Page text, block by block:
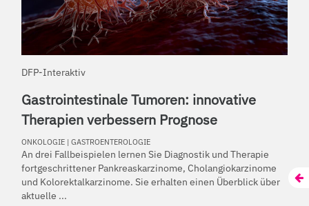
DFP-Interaktiv
Gastrointestinale Tumoren: innovative
Therapien verbessern Prognose
ONKOLOGIE | GASTROENTEROLOGIE
An drei Fallbeispielen lernen Sie Diagnostik und Therapie
fortgeschrittener Pankreaskarzinome, Cholangiokarzinome
und Kolorektalkarzinome. Sie erhalten einen Überblick über
aktuelle ...